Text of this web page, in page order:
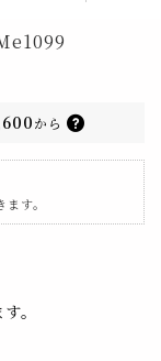
から
す。
。